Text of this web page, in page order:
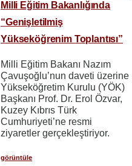
Milli Eğitim Bakanlığında
“Genişletilmiş
Yükseköğrenim Toplantısı”
Milli Eğitim Bakanı Nazım
Çavuşoğlu’nun daveti üzerine
Yükseköğretim Kurulu (YÖK)
Başkanı Prof. Dr. Erol Özvar,
Kuzey Kıbrıs Türk
Cumhuriyeti’ne resmi
ziyaretler gerçekleştiriyor.
görüntüle